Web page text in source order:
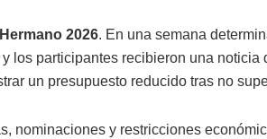
2026. En una semana
y los participantes recibieron una noticia
un presupuesto reducido tras no
nominaciones y restricciones